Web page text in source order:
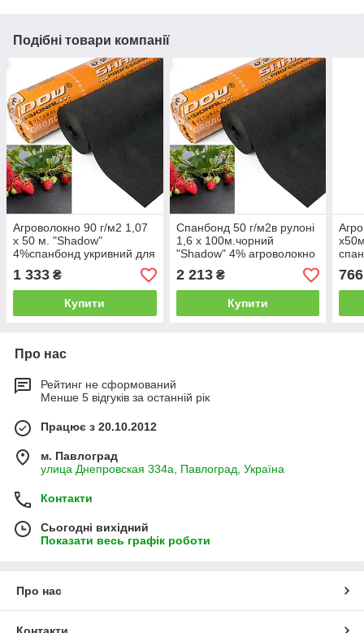
Подібні товари компанії
Агроволокно 90 г/м2 1,07
х 50 м. "Shadow"
4%спанбонд укривний для
газону, грядок та гортензій
1 333 ₴
Купити
Спанбонд 50 г/м2в рулоні
1,6 х 100м.чорний
"Shadow" 4% агроволокно
від бур'янів
2 213₴
Купити
766
Про нас
Рейтинг не сформований
Менше 5 відгуків за останній рік
Працює з 20.10.2012
м. Павлоград
улица Днепровская 334а, Павлоград, Україна
Контакти
Сьогодні вихідний
Показати весь графік роботи
Про нас